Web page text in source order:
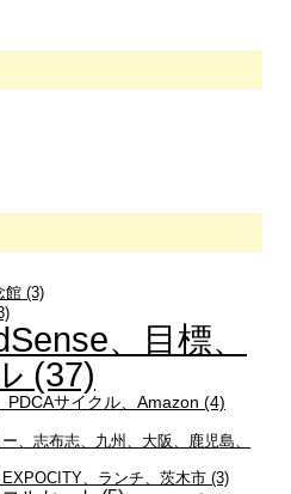
館 (3)
、目標、
(37)
PDCAサイクル、Amazon (4)
、志布志、九州、大阪、鹿児島、
、ランチ、茨木市 (3)